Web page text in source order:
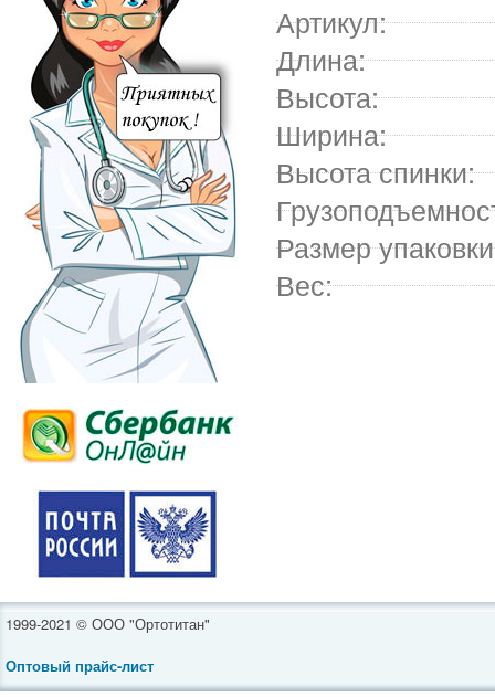
Артикул:
Длина:
Высота:
Ширина:
Высота спинки:
Размер
Вес:
1999-2021 © ООО "Ортотитан"
Оптовый прайс-лист